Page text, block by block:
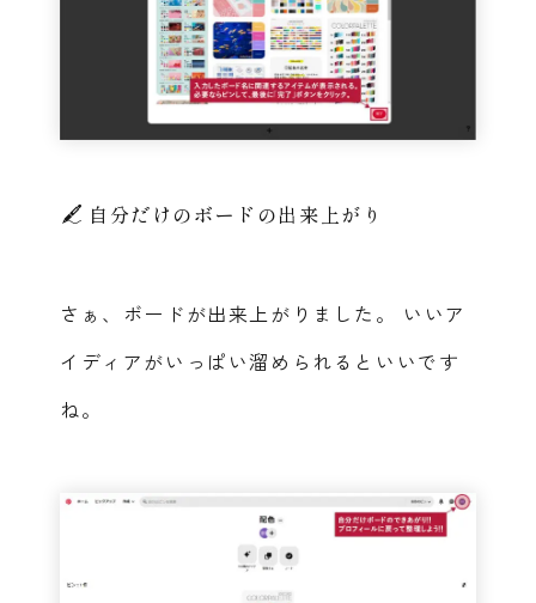
自分だけのボードの出来上がり
さぁ、ボードが出来上がりました。
いいア
イディアがいっぱい溜められるといいです
ね。